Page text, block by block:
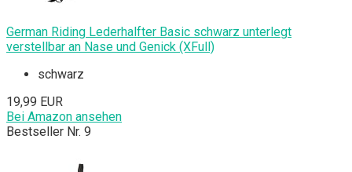
German Riding Lederhalfter Basic schwarz unterlegt
verstellbar an Nase und Genick (XFull)
schwarz
19,99 EUR
Bei Amazon ansehen
Bestseller Nr. 9